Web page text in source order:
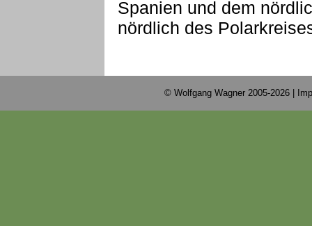
Spanien und dem
nördlich des
© Wolfgang Wagner 2005-2026 |